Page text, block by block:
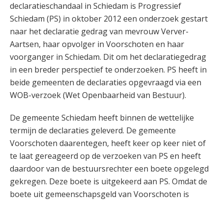
declaratieschandaal in Schiedam is Progressief
Schiedam (PS) in oktober 2012 een onderzoek gestart
naar het declaratie gedrag van mevrouw Verver-
Aartsen, haar opvolger in Voorschoten en haar
voorganger in Schiedam. Dit om het declaratiegedrag
in een breder perspectief te onderzoeken. PS heeft in
beide gemeenten de declaraties opgevraagd via een
WOB-verzoek (Wet Openbaarheid van Bestuur).
De gemeente Schiedam heeft binnen de wettelijke
termijn de declaraties geleverd. De gemeente
Voorschoten daarentegen, heeft keer op keer niet of
te laat gereageerd op de verzoeken van PS en heeft
daardoor van de bestuursrechter een boete opgelegd
gekregen. Deze boete is uitgekeerd aan PS. Omdat de
boete uit gemeenschapsgeld van Voorschoten is